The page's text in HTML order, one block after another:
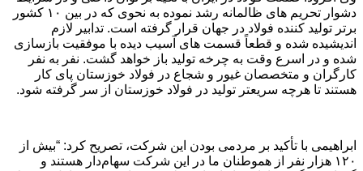
دشوار تحریم های ظالمانه رشد نموده به نحوی که در بین ۱۰ کشور
برتر تولید کننده فولاد در جهان قرار گرفته است. تدابیر لازم
اندیشیده شده و قطعاً قسمت های آسیب دیده با موفقیت بازسازی
شده و در اسرع وقت به چرخه تولید باز خواهد گشت. نفر به نفر
کارگران و متخصصان غیور و شجاع در فولاد خوزستان پای کار
هستند تا هرچه سریعتر تولید در فولاد خوزستان از سر گرفته شود.
ابراهیمی با تأکید بر مردمی بودن این شرکت، تصریح کرد: “بیش از
۱۲۰ هزار نفر از هموطنان ما در این شرکت سهام‌دار هستند و